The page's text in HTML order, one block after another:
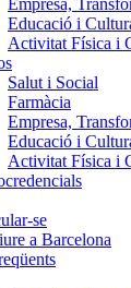
Empresa,
Educació i
Activitat Física i
Salut i Social
Farmàcia
Empresa,
Educació i
Activitat Física i
se
a Barcelona